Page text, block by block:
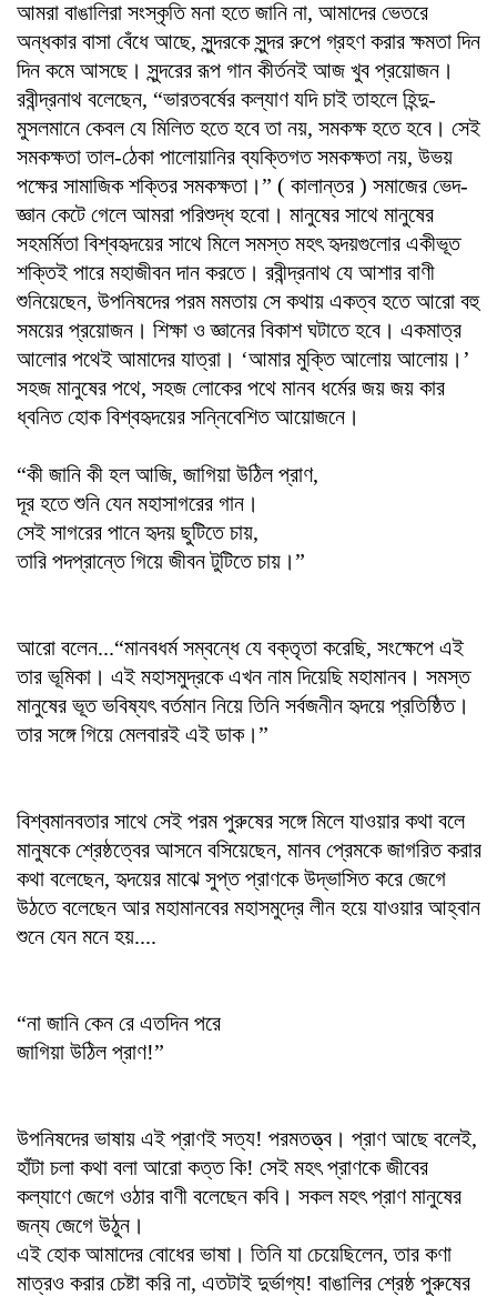
আমরা বাঙালিরা সংস্কৃতি মনা হতে জানি না, আমাদের ভেতরে
অন্ধকার বাসা বেঁধে আছে, সুন্দরকে সুন্দর রুপে গ্রহণ করার ক্ষমতা দিন
দিন কমে আসছে। সুন্দরের রূপ গান কীর্তনই আজ খুব প্রয়োজন।
রবীন্দ্রনাথ বলেছেন, “ভারতবর্ষের কল্যাণ যদি চাই তাহলে হিন্দু-
মুসলমানে কেবল যে মিলিত হতে হবে তা নয়, সমকক্ষ হতে হবে। সেই
সমকক্ষতা তাল-ঠেকা পালোয়ানির ব্যক্তিগত সমকক্ষতা নয়, উভয়
পক্ষের সামাজিক শক্তির সমকক্ষতা।” ( কালান্তর ) সমাজের ভেদ-
জ্ঞান কেটে গেলে আমরা পরিশুদ্ধ হবো। মানুষের সাথে মানুষের
সহমর্মিতা বিশ্বহৃদয়ের সাথে মিলে সমস্ত মহৎ হৃদয়গুলোর একীভূত
শক্তিই পারে মহাজীবন দান করতে। রবীন্দ্রনাথ যে আশার বাণী
শুনিয়েছেন, উপনিষদের পরম মমতায় সে কথায় একত্ব হতে আরো বহু
সময়ের প্রয়োজন। শিক্ষা ও জ্ঞানের বিকাশ ঘটাতে হবে। একমাত্র
আলোর পথেই আমাদের যাত্রা। ‘আমার মুক্তি আলোয় আলোয়।’
সহজ মানুষের পথে, সহজ লোকের পথে মানব ধর্মের জয় জয় কার
ধ্বনিত হোক বিশ্বহৃদয়ের সন্নিবেশিত আয়োজনে।
“কী জানি কী হল আজি, জাগিয়া উঠিল প্রাণ,
দূর হতে শুনি যেন মহাসাগরের গান।
সেই সাগরের পানে হৃদয় ছুটিতে চায়,
তারি পদপ্রান্তে গিয়ে জীবন টুটিতে চায়।”
আরো বলেন...“মানবধর্ম সম্বন্ধে যে বক্তৃতা করেছি, সংক্ষেপে এই
তার ভূমিকা। এই মহাসমুদ্রকে এখন নাম দিয়েছি মহামানব। সমস্ত
মানুষের ভূত ভবিষ্যৎ বর্তমান নিয়ে তিনি সর্বজনীন হৃদয়ে প্রতিষ্ঠিত।
তার সঙ্গে গিয়ে মেলবারই এই ডাক।”
বিশ্বমানবতার সাথে সেই পরম পুরুষের সঙ্গে মিলে যাওয়ার কথা বলে
মানুষকে শ্রেষ্ঠত্বের আসনে বসিয়েছেন, মানব প্রেমকে জাগরিত করার
কথা বলেছেন, হৃদয়ের মাঝে সুপ্ত প্রাণকে উদ্ভাসিত করে জেগে
উঠতে বলেছেন আর মহামানবের মহাসমুদ্রে লীন হয়ে যাওয়ার আহ্বান
শুনে যেন মনে হয়....
“না জানি কেন রে এতদিন পরে
জাগিয়া উঠিল প্রাণ!”
উপনিষদের ভাষায় এই প্রাণই সত্য! পরমতত্ত্ব। প্রাণ আছে বলেই,
হাঁটা চলা কথা বলা আরো কত্ত কি! সেই মহৎ প্রাণকে জীবের
কল্যাণে জেগে ওঠার বাণী বলেছেন কবি। সকল মহৎ প্রাণ মানুষের
জন্য জেগে উঠুন।
এই হোক আমাদের বোধের ভাষা। তিনি যা চেয়েছিলেন, তার কণা
মাত্রও করার চেষ্টা করি না, এতটাই দুর্ভাগ্য! বাঙালির শ্রেষ্ঠ পুরুষের